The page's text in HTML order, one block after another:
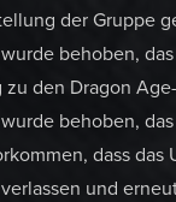
der Gruppe
behoben,
zu den Dragon
behoben,
dass
und